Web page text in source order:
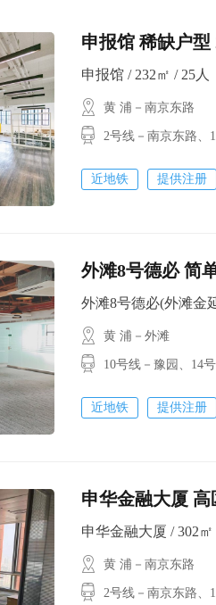
申报馆 稀缺户
申报馆 / 232㎡ / 25人
黄 浦－南京东路
2号线－南京东路、
近地铁 提供注册
外滩8号德必 简
外滩8号德必(外滩金
黄 浦－外滩
10号线－豫园、14
近地铁 提供注册
申华金融大厦
申华金融大厦 / 302㎡
黄 浦－南京东路
2号线－南京东路、